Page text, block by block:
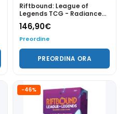
Riftbound: League of
Legends TCG - Radiance
Booster Display (24 packs)
- EN
146,90€
Preordine
PREORDINA ORA
-46%